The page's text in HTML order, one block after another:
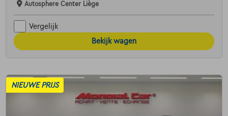
Autosphere Center Liège
Vergelijk
Bekijk wagen
NIEUWE PRIJS